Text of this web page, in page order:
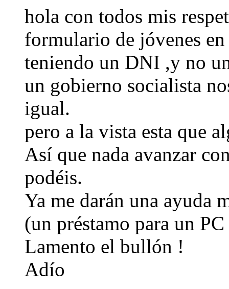
hola con todos mis
formulario de jóvenes
teniendo un DNI ,y no
un gobierno socialista
igual.
pero a la vista esta que
Así que nada avanzar
podéis.
Ya me darán una ayuda
(un préstamo para un
Lamento el bullón !
Adío